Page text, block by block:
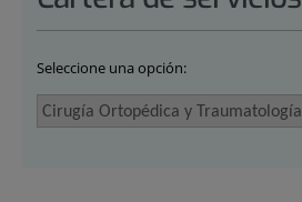
Seleccione una opción: